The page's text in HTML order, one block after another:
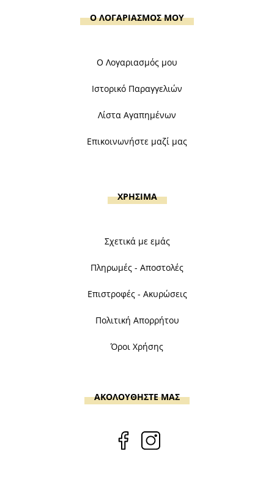
Ο ΛΟΓΑΡΙΑΣΜΟΣ ΜΟΥ
Ο Λογαριασμός μου
Ιστορικό Παραγγελιών
Λίστα Αγαπημένων
Επικοινωνήστε μαζί μας
ΧΡΗΣΙΜΑ
Σχετικά με εμάς
Πληρωμές - Αποστολές
Επιστροφές - Ακυρώσεις
Πολιτική Απορρήτου
Όροι Χρήσης
ΑΚΟΛΟΥΘΗΣΤΕ ΜΑΣ